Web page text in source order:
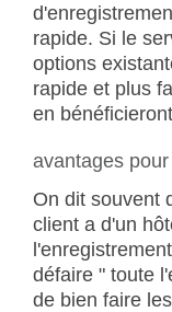
rapide. Si le
options
rapide et plus
en
avantages
On dit souvent
client a d'un
défaire " toute
de bien faire